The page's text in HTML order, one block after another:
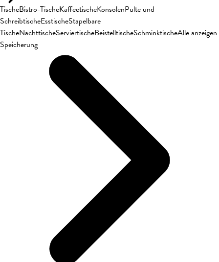
TischeBistro-TischeKaffeetischeKonsolenPulte und
SchreibtischeEsstischeStapelbare
TischeNachttischeServiertischeBeistelltischeSchminktischeAlle anzeigen
Speicherung